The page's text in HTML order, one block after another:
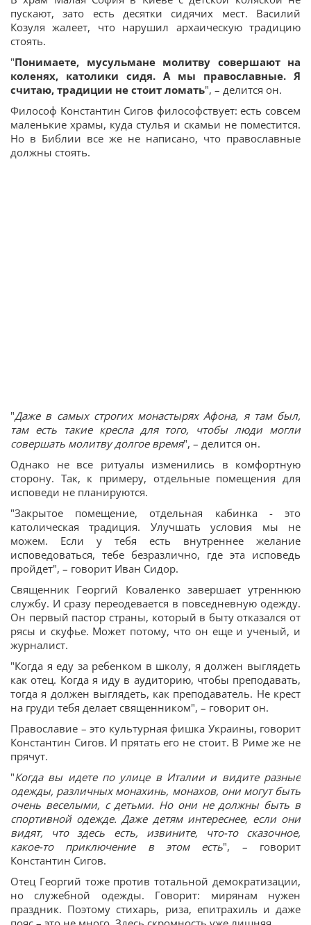
пускают, зато есть десятки сидячих мест. Василий
Козуля жалеет, что нарушил архаическую традицию
стоять.
"Понимаете, мусульмане молитву совершают на
коленях, католики сидя. А мы православные. Я
считаю, традиции не стоит ломать", – делится он.
Философ Константин Сигов философствует: есть совсем
маленькие храмы, куда стулья и скамьи не поместится.
Но в Библии все же не написано, что православные
должны стоять.
"Даже в самых строгих монастырях Афона, я там был,
там есть такие кресла для того, чтобы люди могли
совершать молитву долгое время", – делится он.
Однако не все ритуалы изменились в комфортную
сторону. Так, к примеру, отдельные помещения для
исповеди не планируются.
"Закрытое помещение, отдельная кабинка - это
католическая традиция. Улучшать условия мы не
можем. Если у тебя есть внутреннее желание
исповедоваться, тебе безразлично, где эта исповедь
пройдет", – говорит Иван Сидор.
Священник Георгий Коваленко завершает утреннюю
службу. И сразу переодевается в повседневную одежду.
Он первый пастор страны, который в быту отказался от
рясы и скуфье. Может потому, что он еще и ученый, и
журналист.
"Когда я еду за ребенком в школу, я должен выглядеть
как отец. Когда я иду в аудиторию, чтобы преподавать,
тогда я должен выглядеть, как преподаватель. Не крест
на груди тебя делает священником", – говорит он.
Православие – это культурная фишка Украины, говорит
Константин Сигов. И прятать его не стоит. В Риме же не
прячут.
"Когда вы идете по улице в Италии и видите разные
одежды, различных монахинь, монахов, они могут быть
очень веселыми, с детьми. Но они не должны быть в
спортивной одежде. Даже детям интереснее, если они
видят, что здесь есть, извините, что-то сказочное,
какое-то приключение в этом есть", – говорит
Константин Сигов.
Отец Георгий тоже против тотальной демократизации,
но служебной одежды. Говорит: мирянам нужен
праздник. Поэтому стихарь, риза, епитрахиль и даже